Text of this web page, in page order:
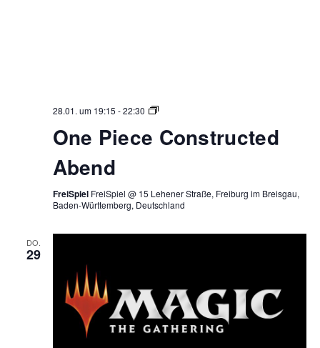
28.01. um 19:15 -22:30
One
Constructed
Abend
One Piece Constructed
Abend
FreiSpiel FreiSpiel @ 15 Lehener Straße, Freiburg im Breisgau,
Baden-Württemberg, Deutschland
DO.
29